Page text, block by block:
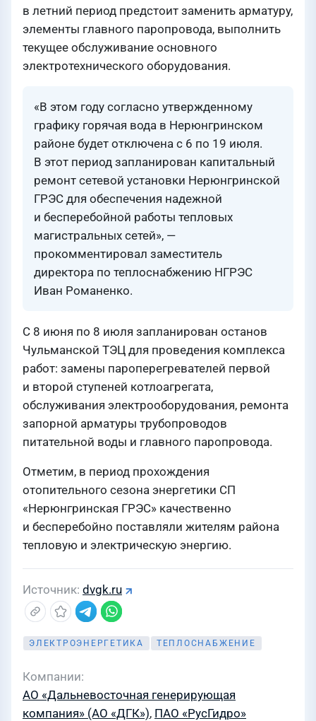
в летний период предстоит заменить арматуру,
элементы главного паропровода, выполнить
текущее обслуживание основного
электротехнического оборудования.
«В этом году согласно утвержденному
графику горячая вода в Нерюнгринском
районе будет отключена с 6 по 19 июля.
В этот период запланирован капитальный
ремонт сетевой установки Нерюнгринской
ГРЭС для обеспечения надежной
и бесперебойной работы тепловых
магистральных сетей», —
прокомментировал заместитель
директора по теплоснабжению НГРЭС
Иван Романенко.
С 8 июня по 8 июля запланирован останов
Чульманской ТЭЦ для проведения комплекса
работ: замены пароперегревателей первой
и второй ступеней котлоагрегата,
обслуживания электрооборудования, ремонта
запорной арматуры трубопроводов
питательной воды и главного паропровода.
Отметим, в период прохождения
отопительного сезона энергетики СП
«Нерюнгринская ГРЭС» качественно
и бесперебойно поставляли жителям района
тепловую и электрическую энергию.
Источник dvgk.ru
ЭЛЕКТРОЭНЕРГЕТИКА ТЕПЛОСНАБЖЕНИЕ
Компании
АО «Дальневосточная генерирующая
компания» (АО «ДГК»), ПАО «РусГидро»